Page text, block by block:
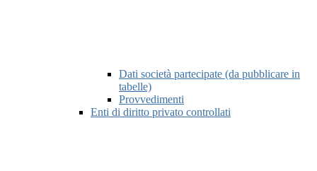
Dati società partecipate (da pubblicare in
tabelle)
Provvedimenti
Enti di diritto privato controllati